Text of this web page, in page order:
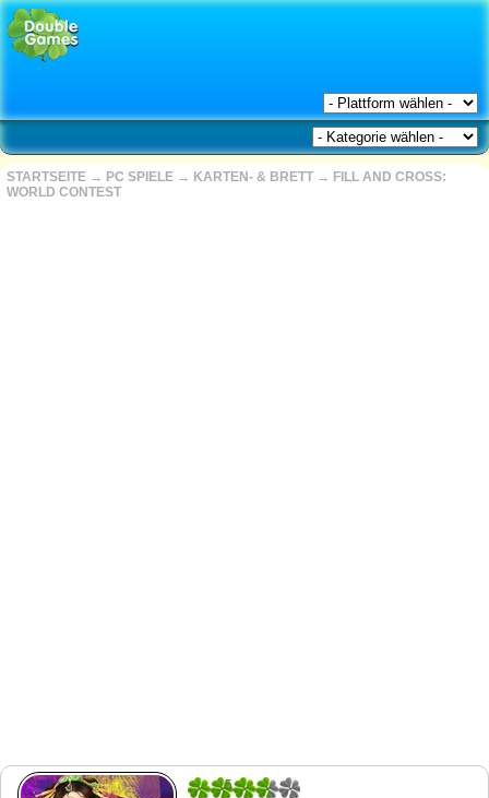
STARTSEITE → PC SPIELE → KARTEN- & BRETT → FILL AND CROSS:
WORLD CONTEST
5